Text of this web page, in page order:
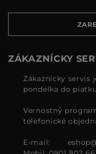
ZÁKAZNÍCKY
Zákaznícky servis
pondelka do
Vernostný
telefonické
E-mail: